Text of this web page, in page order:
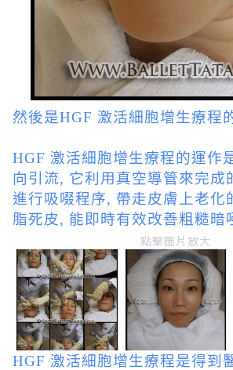
然後是HGF 激活細胞增生療程
HGF 激活細胞增生療程的運作
向引流, 它利用真空導管來完
進行吸啜程序, 帶走皮膚上老化
脂死皮, 能即時有效改善粗糙暗
點擊圖片放大
HGF 激活細胞增生療程是得到